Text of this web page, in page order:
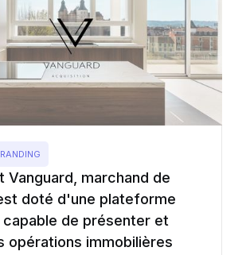
Vanguard, marchand de
doté d'une plateforme
de présenter et
opérations immobilières